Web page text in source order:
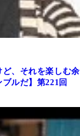
、それを楽しむ余
ルだ】第221回